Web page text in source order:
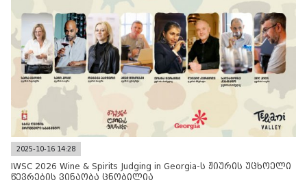
2025-10-16 14:28
IWSC 2026 Wine & Spirits Judging in Georgia-ს ჟიურის უცხოელი
წევრების ვინაობა ცნობილია